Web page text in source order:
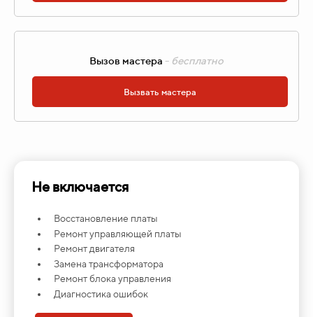
Вызов мастера - бесплатно
Вызвать мастера
Не включается
Восстановление платы
Ремонт управляющей платы
Ремонт двигателя
Замена трансформатора
Ремонт блока управления
Диагностика ошибок